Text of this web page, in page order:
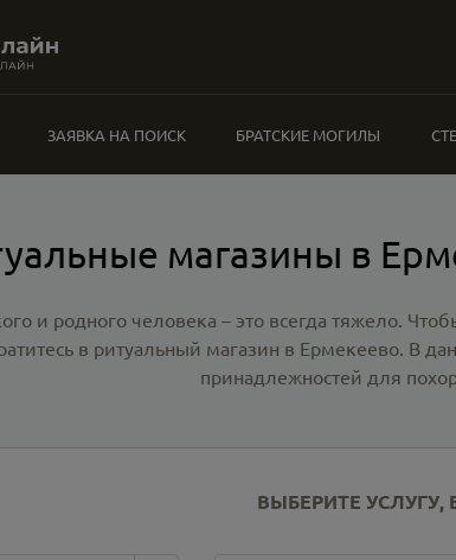
ЗАЯВКА НА ПОИСК БРАТСКИЕ МОГИЛЫ
магазины в
и родного человека – это всегда тяжело.
в ритуальный магазин в Ермекеево. В
принадлежностей для
ВЫБЕРИТЕ